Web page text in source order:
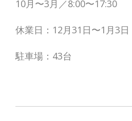
10月〜3月／8:00〜17:30
休業日：12月31日〜1月3日
駐車場：43台